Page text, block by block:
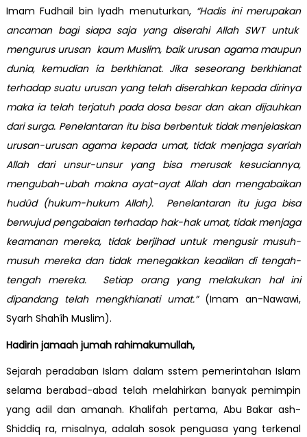
Imam Fudhail bin Iyadh menuturkan, “Hadis ini merupakan
ancaman bagi siapa saja yang diserahi Allah SWT untuk
mengurus urusan kaum Muslim, baik urusan agama maupun
dunia, kemudian ia berkhianat. Jika seseorang berkhianat
terhadap suatu urusan yang telah diserahkan kepada dirinya
maka ia telah terjatuh pada dosa besar dan akan dijauhkan
dari surga. Penelantaran itu bisa berbentuk tidak menjelaskan
urusan-urusan agama kepada umat, tidak menjaga syariah
Allah dari unsur-unsur yang bisa merusak kesuciannya,
mengubah-ubah makna ayat-ayat Allah dan mengabaikan
hudûd (hukum-hukum Allah). Penelantaran itu juga bisa
berwujud pengabaian terhadap hak-hak umat, tidak menjaga
keamanan mereka, tidak berjihad untuk mengusir musuh-
musuh mereka dan tidak menegakkan keadilan di tengah-
tengah mereka. Setiap orang yang melakukan hal ini
dipandang telah mengkhianati umat.” (Imam an-Nawawi,
Syarh Shahîh Muslim).
Hadirin jamaah jumah rahimakumullah,
Sejarah peradaban Islam dalam sstem pemerintahan Islam
selama berabad-abad telah melahirkan banyak pemimpin
yang adil dan amanah. Khalifah pertama, Abu Bakar ash-
Shiddiq ra, misalnya, adalah sosok penguasa yang terkenal